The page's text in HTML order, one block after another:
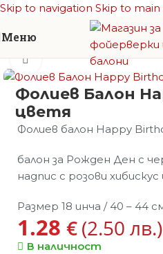
Skip to navigation Skip to
Меню
Балони фолио/Други
Фолиев Балон
цветя
Фолиев балон Happy
балон за Рожден Ден с
надпис с розови
Размер 18 инча / 40 – 44
1.28 €(2.50 лв.)
В наличност